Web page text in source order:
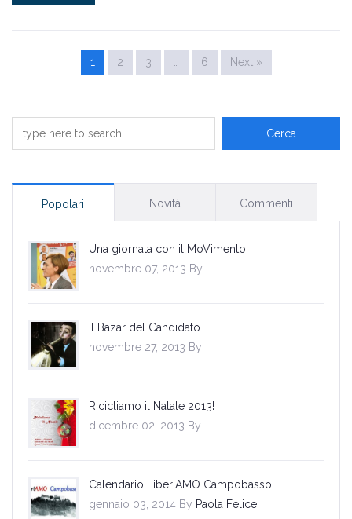
1 2 3 6 Next »
Popolari Novità Commenti
Una giornata con il MoVimento
novembre 07, 2013 By
Il Bazar del Candidato
novembre 27, 2013 By
Ricicliamo il Natale 2013!
dicembre 02, 2013 By
Calendario LiberiAMO Campobasso
gennaio 03, 2014 By Paola Felice